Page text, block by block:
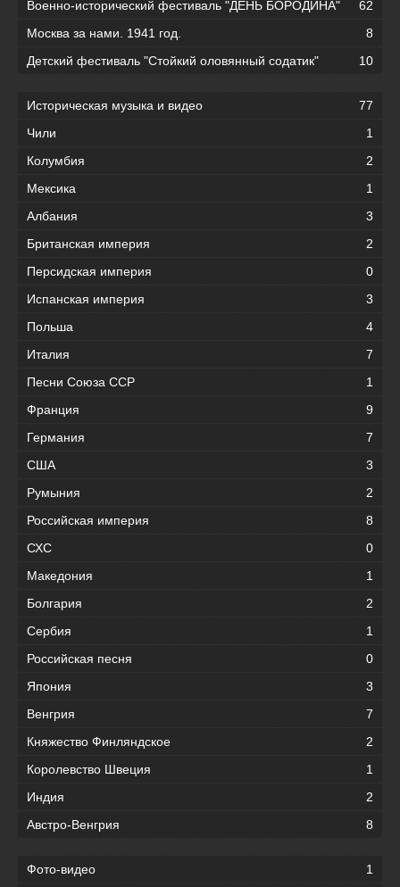
Военно-исторический фестиваль "ДЕНЬ БОРОДИНА"
62
Москва за нами. 1941 год.
8
Детский фестиваль "Стойкий оловянный содатик"
10
Историческая музыка и видео
77
Чили
1
Колумбия
2
Мексика
1
Албания
3
Британская империя
2
Персидская империя
0
Испанская империя
3
Польша
4
Италия
7
Песни Союза ССР
1
Франция
9
Германия
7
США
3
Румыния
2
Российская империя
8
СХС
0
Македония
1
Болгария
2
Сербия
1
Российская песня
0
Япония
3
Венгрия
7
Княжество Финляндское
2
Королевство Швеция
1
Индия
2
Австро-Венгрия
8
Фото-видео
1